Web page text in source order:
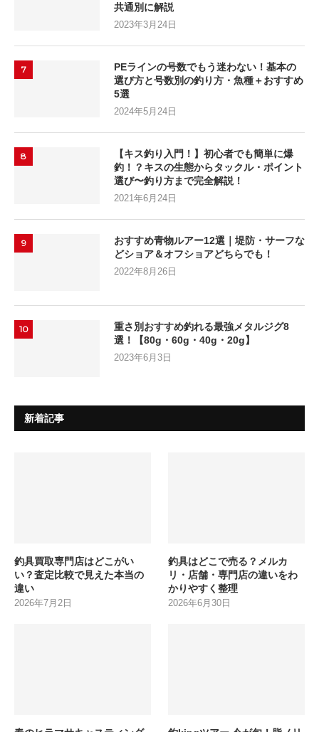
共通別に解説
2023年3月24日
7
PEラインの号数でもう迷わない！基本の
選び方と号数別の釣り方・魚種＋おすすめ
5選
2024年5月24日
8
【キス釣り入門！】初心者でも簡単に爆
釣！？キスの生態からタックル・ポイント
選び〜釣り方まで完全解説！
2021年6月24日
9
おすすめ青物ルアー12選｜堤防・サーフな
どショア＆オフショアどちらでも！
2022年8月26日
10
重さ別おすすめ釣れる最強メタルジグ8
選！【80g・60g・40g・20g】
2023年6月3日
新着記事
釣具買取専門店はどこがい
い？査定比較で見えた本当の
違い
2026年7月2日
釣具はどこで売る？メルカ
リ・店舗・専門店の違いをわ
かりやすく整理
2026年6月30日